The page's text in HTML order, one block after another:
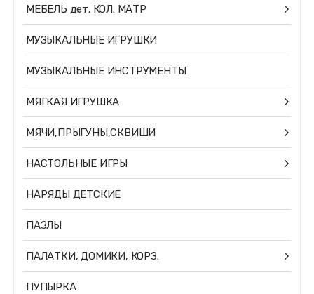
МЕБЕЛЬ дет. КОЛ. МАТР
МУЗЫКАЛЬНЫЕ ИГРУШКИ
МУЗЫКАЛЬНЫЕ ИНСТРУМЕНТЫ
МЯГКАЯ ИГРУШКА
МЯЧИ,ПРЫГУНЫ,СКВИШИ
НАСТОЛЬНЫЕ ИГРЫ
НАРЯДЫ ДЕТСКИЕ
ПАЗЛЫ
ПАЛАТКИ, ДОМИКИ, КОРЗ.
ПУПЫРКА